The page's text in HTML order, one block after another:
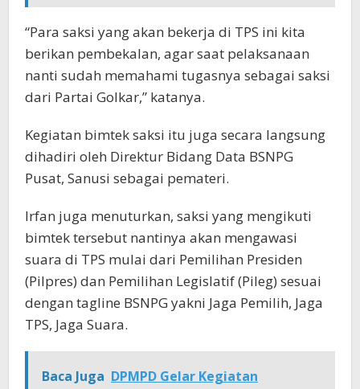
“Para saksi yang akan bekerja di TPS ini kita
berikan pembekalan, agar saat pelaksanaan
nanti sudah memahami tugasnya sebagai saksi
dari Partai Golkar,” katanya.
Kegiatan bimtek saksi itu juga secara langsung
dihadiri oleh Direktur Bidang Data BSNPG
Pusat, Sanusi sebagai pemateri.
Irfan juga menuturkan, saksi yang mengikuti
bimtek tersebut nantinya akan mengawasi
suara di TPS mulai dari Pemilihan Presiden
(Pilpres) dan Pemilihan Legislatif (Pileg) sesuai
dengan tagline BSNPG yakni Jaga Pemilih, Jaga
TPS, Jaga Suara.
Baca Juga DPMPD Gelar Kegiatan